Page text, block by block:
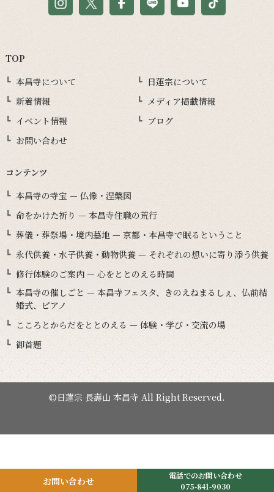
お問い合わせ
電話でのお問い合わせ
075-841-9030
TOP
本昌寺について
日蓮宗について
新着情報
メディア掲載情報
イベント情報
ブログ
お問い合わせ
コンテンツ
本昌寺の寺宝 — 仏像・涅槃図
命をかけた祈り — 本昌寺住職の荒行
葬儀・葬祭場・境内墓地 — 京都・本昌寺で眠るということ
永代供養・水子供養・動物供養 — それぞれの想いに寄り添う供養
修行体験のご案内 — 心をととのえる時間
本昌寺の催しごと — 本昌寺フェスタ、きのえねまるしぇ、仏前結
婚式、ピアノ
こころとからだをととのえる — 体験・学び・交流の場
御首題
©日蓮宗 長壽山 本昌寺 All Right Reserved.